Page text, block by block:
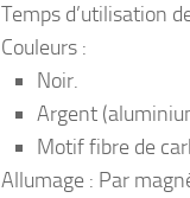
Temps d’utilisation
Couleurs :
Noir.
Argent
Motif fibre de
Allumage : Par